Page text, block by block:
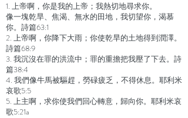
1. 上帝啊，你是我的上帝；我熱切地尋求你。
像一塊乾旱、焦渴、無水的田地，我切望你，渴慕
你。詩篇63:1
2. 上帝啊，你降下大雨；你使乾旱的土地得到潤澤。
詩篇68:9
3. 我沉沒在罪的洪流中；罪的重擔把我壓了下去。詩
篇38:4
4. 我們像牛馬被驅趕，勞碌疲乏，不得休息。耶利米
哀歌5:5
5. 上主啊，求你使我們回心轉意，歸向你。耶利米哀
歌5:21a